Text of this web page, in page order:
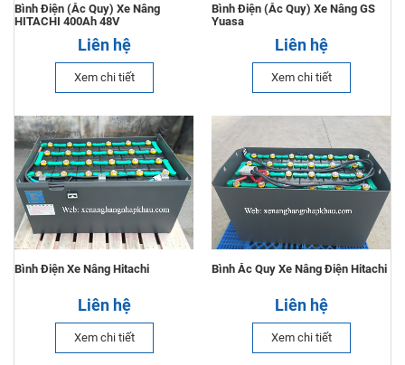
Bình Điện (Ắc Quy) Xe Nâng
HITACHI 400Ah 48V
Liên hệ
Xem chi tiết
Bình Điện (Ắc Quy) Xe Nâng GS
Yuasa
Liên hệ
Xem chi tiết
Bình Điện Xe Nâng Hitachi
Liên hệ
Xem chi tiết
Bình Ắc Quy Xe Nâng Điện Hitachi
Liên hệ
Xem chi tiết